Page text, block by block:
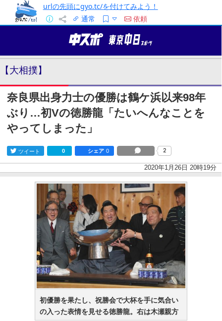
urlの先頭にgyo.tc/を付けてみよう！
通常
依頼